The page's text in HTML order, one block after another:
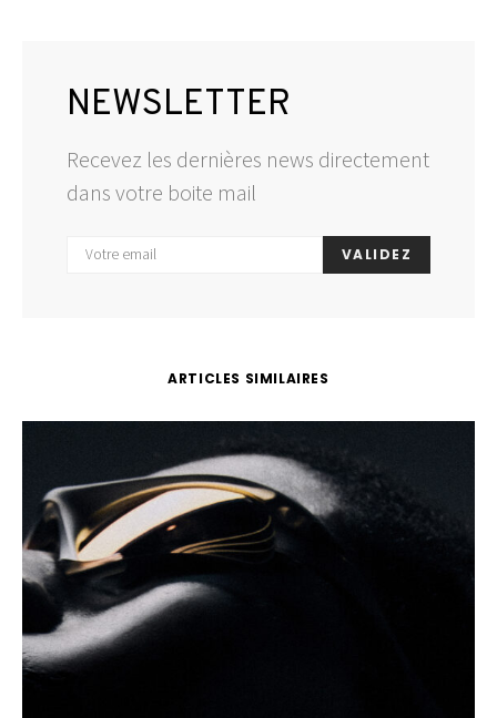
NEWSLETTER
Recevez les dernières news directement
dans votre boite mail
VALIDEZ
ARTICLES SIMILAIRES